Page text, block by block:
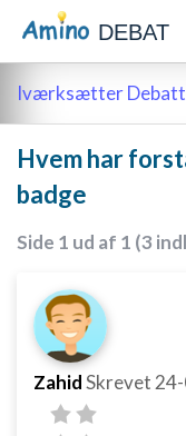
DEBAT
Iværksætter
Hvem har
badge
Side 1 ud af 1 (3
ZahidSkrevet